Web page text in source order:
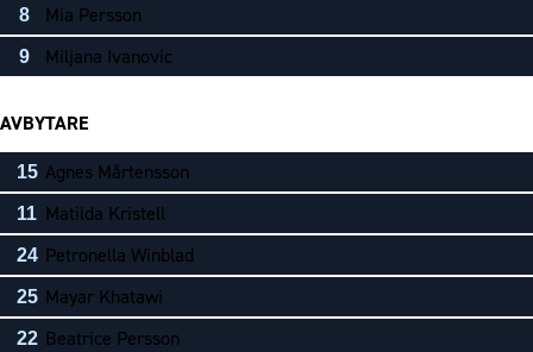
8 Mia Persson
9 Miljana Ivanovic
AVBYTARE
15 Agnes Mårtensson
11 Matilda Kristell
24 Petronella Winblad
25 Mayar Khatawi
22 Beatrice Persson